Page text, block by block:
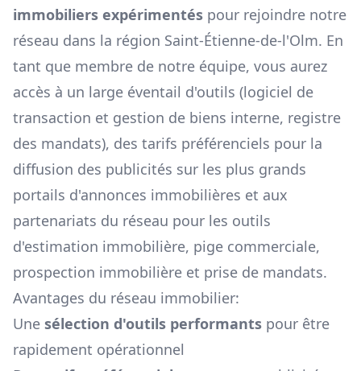
immobiliers expérimentés pour rejoindre notre
réseau dans la région Saint-Étienne-de-l'Olm. En
tant que membre de notre équipe, vous aurez
accès à un large éventail d'outils (logiciel de
transaction et gestion de biens interne, registre
des mandats), des tarifs préférenciels pour la
diffusion des publicités sur les plus grands
portails d'annonces immobilières et aux
partenariats du réseau pour les outils
d'estimation immobilière, pige commerciale,
prospection immobilière et prise de mandats.
Avantages du réseau immobilier:
Une sélection d'outils performants pour être
rapidement opérationnel